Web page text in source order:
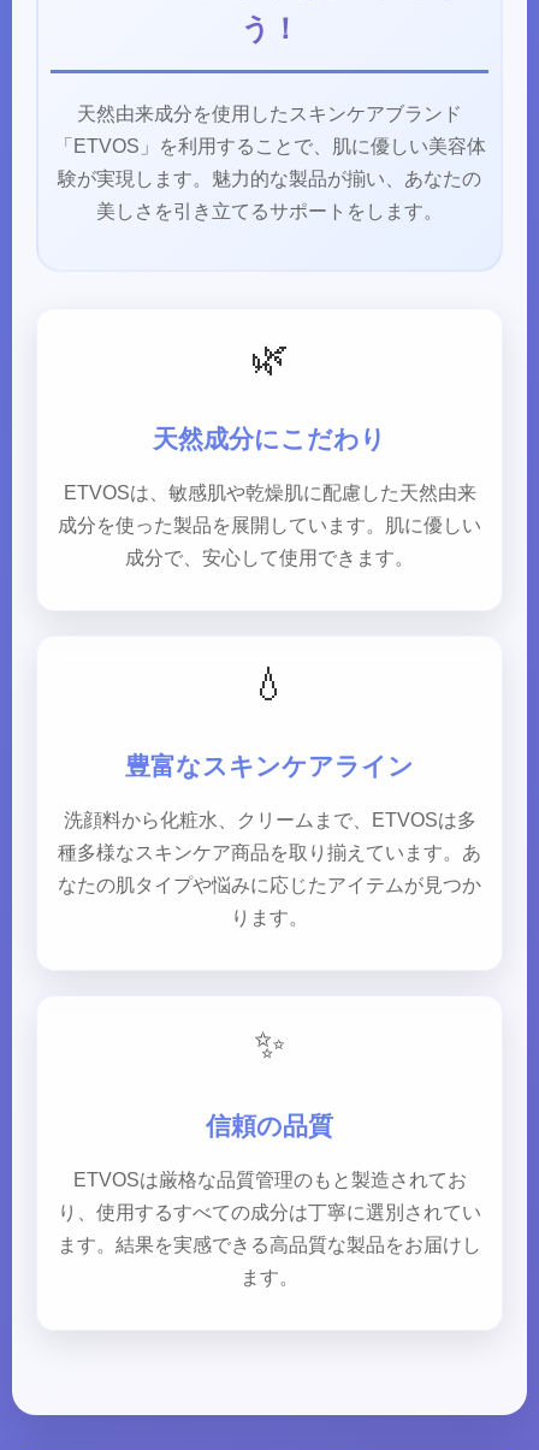
う！
天然由来成分を使用したスキンケアブランド
「ETVOS」を利用することで、肌に優しい美容体
験が実現します。魅力的な製品が揃い、あなたの
美しさを引き立てるサポートをします。
🌿
天然成分にこだわり
ETVOSは、敏感肌や乾燥肌に配慮した天然由来
成分を使った製品を展開しています。肌に優しい
成分で、安心して使用できます。
💧
豊富なスキンケアライン
洗顔料から化粧水、クリームまで、ETVOSは多
種多様なスキンケア商品を取り揃えています。あ
なたの肌タイプや悩みに応じたアイテムが見つか
ります。
✨
信頼の品質
ETVOSは厳格な品質管理のもと製造されてお
り、使用するすべての成分は丁寧に選別されてい
ます。結果を実感できる高品質な製品をお届けし
ます。